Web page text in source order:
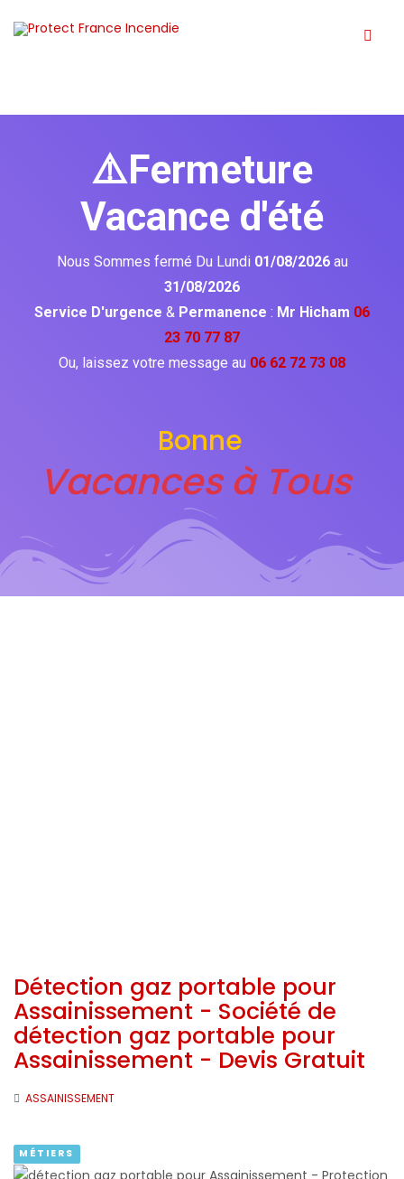
⚠️Fermeture
Vacance d'été
Nous Sommes fermé Du Lundi 01/08/2026 au
31/08/2026
Service D'urgence & Permanence : Mr Hicham 06
23 70 77 87
Ou, laissez votre message au 06 62 72 73 08
Bonne
Vacances à Tous
Détection gaz portable pour
Assainissement - Société de
détection gaz portable pour
Assainissement - Devis Gratuit
ASSAINISSEMENT
MÉTIERS